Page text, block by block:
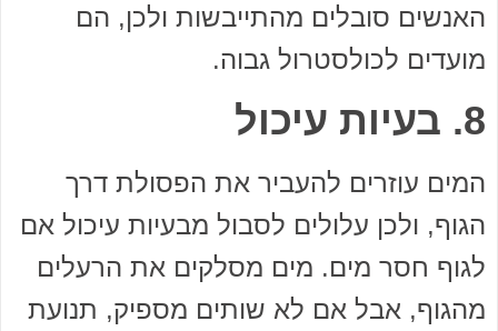
האנשים סובלים מהתייבשות ולכן, הם
מועדים לכולסטרול גבוה.
8. בעיות עיכול
המים עוזרים להעביר את הפסולת דרך
הגוף, ולכן עלולים לסבול מבעיות עיכול אם
לגוף חסר מים. מים מסלקים את הרעלים
מהגוף, אבל אם לא שותים מספיק, תנועת